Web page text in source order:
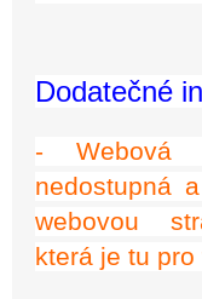
Dodatečné
- Webová
nedostupná
webovou
která je tu